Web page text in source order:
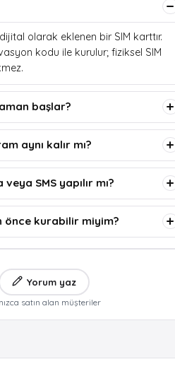
olarak eklenen bir SIM karttır.
kodu ile kurulur; fiziksel SIM
başlar?
aynı kalır mı?
SMS yapılır mı?
önce kurabilir miyim?
Yorum yaz
satın alan müşteriler